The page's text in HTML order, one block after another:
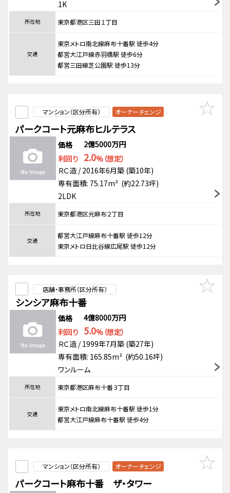
1K
所在地 東京都港区三田１丁目
交通
東京メトロ南北線麻布十番駅 徒歩4分
都営大江戸線赤羽橋駅 徒歩6分
都営三田線芝公園駅 徒歩13分
マンション（区分所有） オーナーチェンジ
パークコート元麻布ヒルテラス
価格
2億5000万円
利回り 2.0%（想定）
ＲＣ造 / 2016年6月築 (築10年)
専有面積: 75.17m² (約22.73坪)
2LDK
所在地 東京都港区元麻布２丁目
交通
都営大江戸線麻布十番駅 徒歩12分
東京メトロ日比谷線広尾駅 徒歩12分
店舗・事務所（区分所有）
シンシア麻布十番
価格
4億8000万円
利回り 5.0%（想定）
ＲＣ造 / 1999年7月築 (築27年)
専有面積: 165.85m² (約50.16坪)
ワンルーム
所在地 東京都港区麻布十番３丁目
交通
東京メトロ南北線麻布十番駅 徒歩1分
都営大江戸線麻布十番駅 徒歩4分
マンション（区分所有） オーナーチェンジ
パークコート麻布十番 ザ・タワー